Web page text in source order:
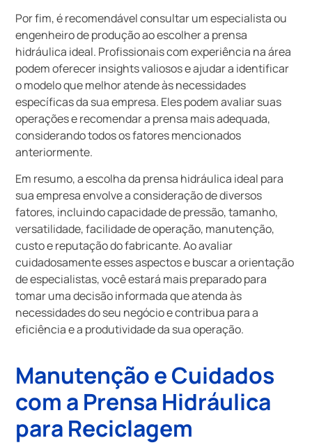
Por fim, é recomendável consultar um especialista ou
engenheiro de produção ao escolher a prensa
hidráulica ideal. Profissionais com experiência na área
podem oferecer insights valiosos e ajudar a identificar
o modelo que melhor atende às necessidades
específicas da sua empresa. Eles podem avaliar suas
operações e recomendar a prensa mais adequada,
considerando todos os fatores mencionados
anteriormente.
Em resumo, a escolha da prensa hidráulica ideal para
sua empresa envolve a consideração de diversos
fatores, incluindo capacidade de pressão, tamanho,
versatilidade, facilidade de operação, manutenção,
custo e reputação do fabricante. Ao avaliar
cuidadosamente esses aspectos e buscar a orientação
de especialistas, você estará mais preparado para
tomar uma decisão informada que atenda às
necessidades do seu negócio e contribua para a
eficiência e a produtividade da sua operação.
Manutenção e Cuidados
com a Prensa Hidráulica
para Reciclagem